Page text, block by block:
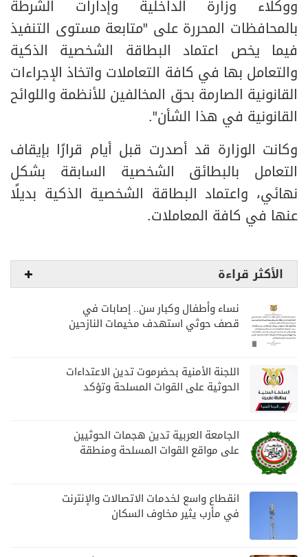
ووكلاء وزارة الداخلية وإدارات الشرطة
بالمحافظات المحررة على "متابعة مستوى التنفيذ
فيما يخص اعتماد البطاقة الشخصية الذكية
والتعامل بها في كافة التعاملات واتخاذ الإجراءات
القانونية الصارمة بحق المخالفين للأنظمة واللوائح
القانونية في هذا الشأن".
وكانت الوزارة قد أصدرت قبل أيام قرارًا بإيقاف
التعامل بالبطائق الشخصية السابقة بشكل
نهائي، واعتماد البطاقة الشخصية الذكية بديلًا
عنها في كافة المعاملات.
الأكثر قراءة
نساء وأطفال وكبار سن.. إصابات في
قصف حوثي استهدف مخيمات النازحين
اللجنة الأمنية بحضرموت تدين الاعتداءات
الحوثية على القوات المسلحة وتؤكد
الجامعة العربية تدين هجمات الحوثيين
على مواقع القوات المسلحة ومنطقة
انقطاع واسع لخدمات الاتصالات والإنترنت
في مأرب يثير مخاوف السكان